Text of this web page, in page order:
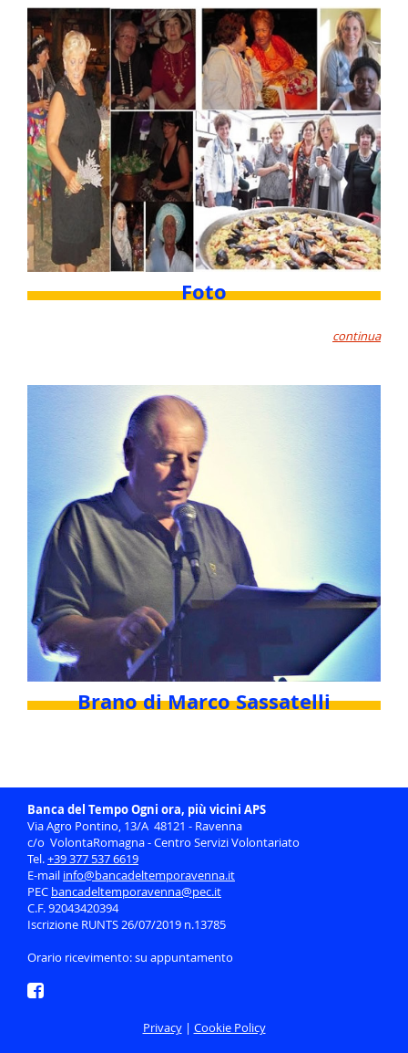
Foto
continua
Brano di Marco Sassatelli
Banca del Tempo Ogni ora, più vicini APS
Via Agro Pontino, 13/A 48121 - Ravenna
c/o VolontaRomagna - Centro Servizi Volontariato
Tel.+39 377 537 6619
E-mail info@bancadeltemporavenna.it
PEC bancadeltemporavenna@pec.it
C.F. 92043420394
Iscrizione RUNTS 26/07/2019 n.13785
Orario ricevimento: su appuntamento
Privacy| Cookie Policy